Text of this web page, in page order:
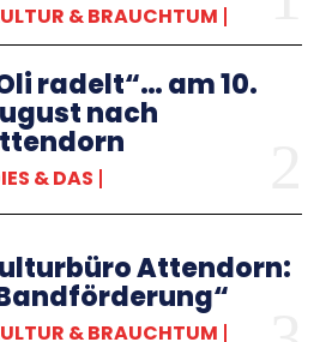
& BRAUCHTUM
radelt“… am 10.
nach
& DAS
Attendorn:
& BRAUCHTUM